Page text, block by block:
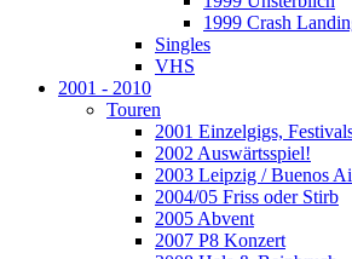
1999 Crash
Singles
VHS
2001 - 2010
Touren
2001 Einzelgigs,
2002 Auswärtsspiel!
2003 Leipzig / Buenos
2004/05 Friss oder Stirb
2005 Abvent
2007 P8 Konzert